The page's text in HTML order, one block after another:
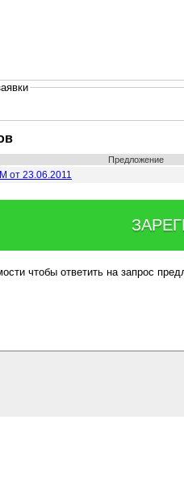
заявки
Предложение
от 23.06.2011
чтобы ответить на запрос